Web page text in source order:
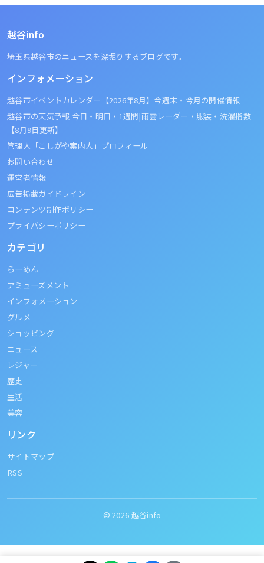
越谷info
埼玉県越谷市のニュースを深堀りするブログです。
インフォメーション
越谷市イベントカレンダー【2026年8月】今週末・今月の開催情報
越谷市の天気予報 今日・明日・1週間|雨雲レーダー・服装・洗濯指数
【8月9日更新】
管理人「こしがや案内人」プロフィール
お問い合わせ
運営者情報
広告掲載ガイドライン
コンテンツ制作ポリシー
プライバシーポリシー
カテゴリ
らーめん
アミューズメント
インフォメーション
グルメ
ショッピング
ニュース
レジャー
歴史
生活
美容
リンク
サイトマップ
RSS
© 2026 越谷info